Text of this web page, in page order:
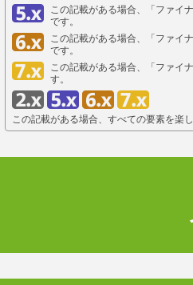
この記載がある場合、「ファイ
です。
この記載がある場合、「ファイ
です。
この記載がある場合、「ファイ
す。
この記載がある場合、すべての要素を楽